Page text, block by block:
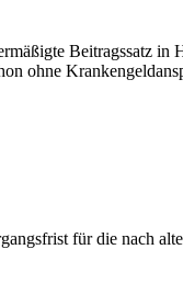
Beitragssatz
ohne
für die nach